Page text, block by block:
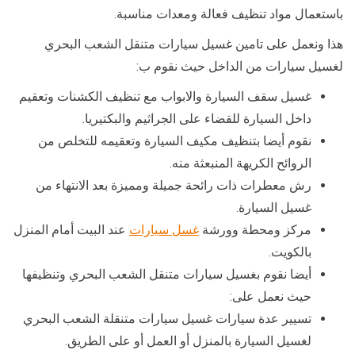
باستعمال مواد تنظيف فعالة ومعدات مناسبة.
هذا ونعمل على تامين غسيل سيارات متنقل الشعب البحري
لغسيل سيارات من الداخل حيث نقوم ب:
غسيل سقف السيارة والابواب مع تنظيف الكشنات وتعقيم
داخل السيارة للقضاء على الجراثيم والبكتيريا.
نقوم أيضا بتنظيف مكيف السيارة وتعقيمه للتخلص من
الروائح الكريهة المنبعثة منه.
رش معطرات ذات رائحة جميلة ومميزة بعد الانتهاء من
غسيل السيارة.
مركز ومحطة وورشة غسل سيارات عند البيت أمام المنزل
بالكويت.
أيضا نقوم بغسيل سيارات متنقل الشعب البحري وتنظيفها
حيث نعمل على:
تسيير عدة سيارات غسيل سيارات متنقلة الشعب البحري
لغسيل السيارة بالمنزل أو العمل أو على الطريق.